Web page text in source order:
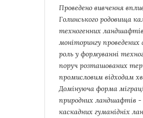
Проведено вивчення
Голинського родовища
техногенних
моніторингу
роль у формуванні
поруч розташованих
промисловим відходам
Домінуюча форма
природних ландшафтів -
каскадних гуманідніх